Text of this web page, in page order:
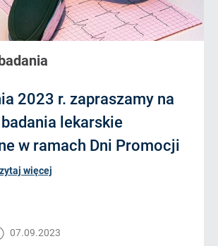
2023 r. zapraszamy na
badania lekarskie
w ramach Dni Promocji
więcej
07.09.2023